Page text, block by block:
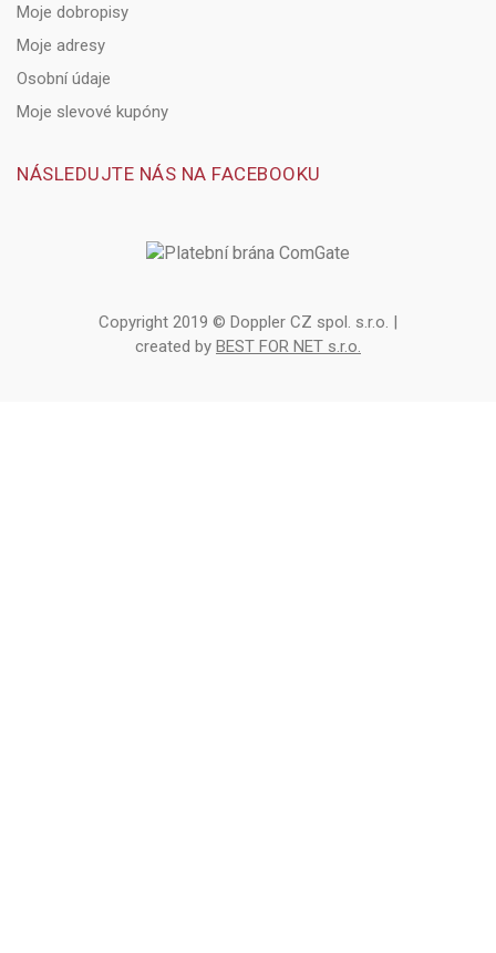
Moje dobropisy
Moje adresy
Osobní údaje
Moje slevové kupóny
NÁSLEDUJTE NÁS NA FACEBOOKU
Copyright 2019 © Doppler CZ spol. s.r.o. |
created by BEST FOR NET s.r.o.